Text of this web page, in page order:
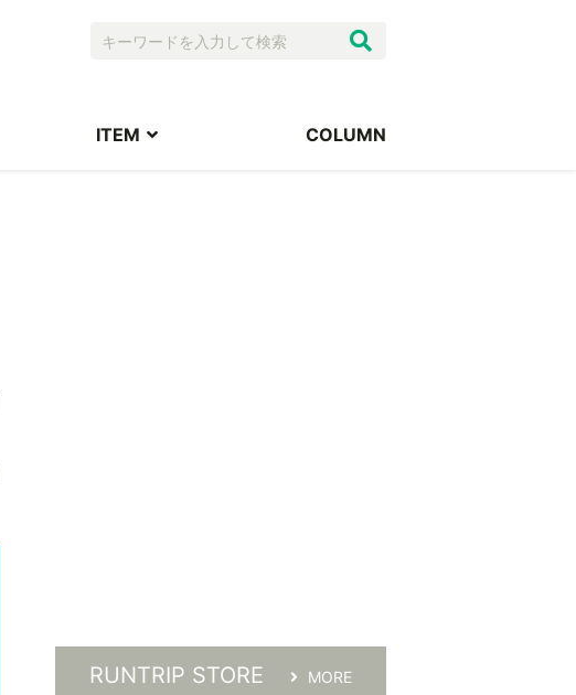
ITEM COLUMN
RUNTRIP STORE MORE